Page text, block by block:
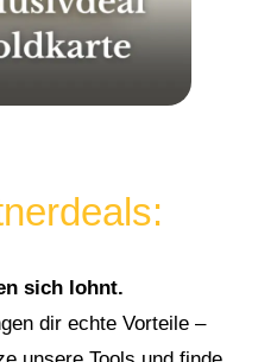
sich lohnt.
dir echte Vorteile –